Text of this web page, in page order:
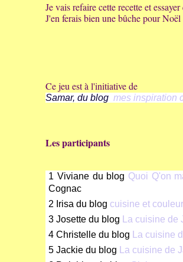
Je vais refaire cette recette et
J'en ferais bien une bûche pour Noël
Ce jeu est à l'initiative de
Samar, du blogmes inspiration
Les participants
1 Viviane du blog Quoi Q'on
Cognac
2 Irisa du blog cuisine et couleur
3 Josette du blog
La cuisine de
4 Christelle du blog
La cuisine
5 Jackie du blog
La cuisine de